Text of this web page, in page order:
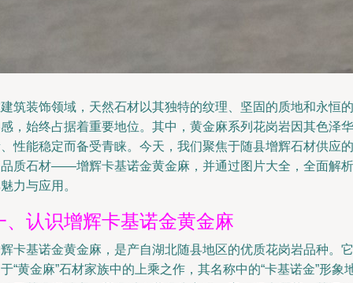
筑装饰领域，天然石材以其独特的纹理、坚固的质地和永恒的
，始终占据着重要地位。其中，黄金麻系列花岗岩因其色泽华
性能稳定而备受青睐。今天，我们聚焦于随县增辉石材供应的
质石材——增辉卡基诺金黄金麻，并通过图片大全，全面解析
力与应用。
、认识增辉卡基诺金黄金麻
卡基诺金黄金麻，是产自湖北随县地区的优质花岗岩品种。它
“黄金麻”石材家族中的上乘之作，其名称中的“卡基诺金”形象